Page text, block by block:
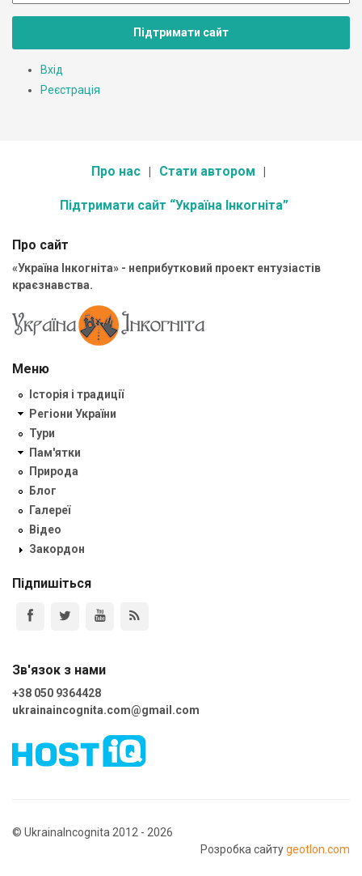
Підтримати сайт
Вхід
Реєстрація
Про нас Стати автором
Підтримати сайт “Україна Інкогніта”
Про сайт
«Україна Інкогніта» - неприбутковий проект ентузіастів
краєзнавства.
Меню
Історія і традиції
Регіони України
Тури
Пам'ятки
Природа
Блог
Галереї
Відео
Закордон
Підпишіться
Зв'язок з нами
+38 050 9364428
ukrainaincognita.com@gmail.com
© UkrainaIncognita 2012 - 2026
Розробка сайтуgeotlon.com